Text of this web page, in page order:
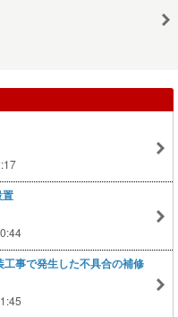
置
事で発生した不具合の補修